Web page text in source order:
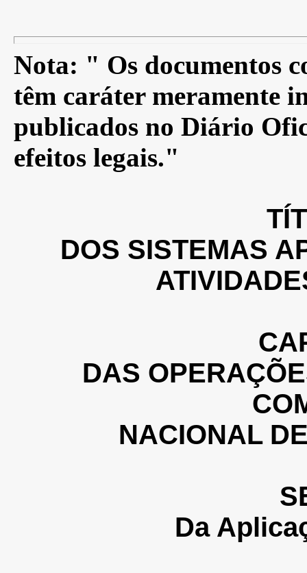
Nota: " Os documentos
têm caráter meramente
publicados no Diário
efeitos legais."
DOS SISTEMAS
DAS
NACIONAL
Da